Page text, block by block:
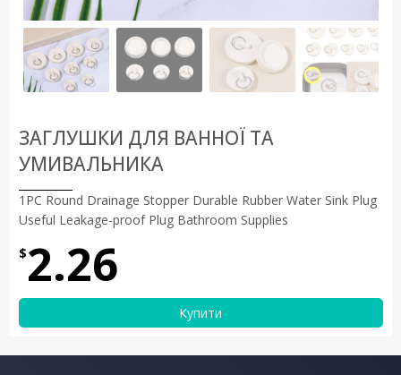
ЗАГЛУШКИ ДЛЯ ВАННОЇ ТА
УМИВАЛЬНИКА
1PC Round Drainage Stopper Durable Rubber Water Sink Plug
Useful Leakage-proof Plug Bathroom Supplies
$2.26
Купити